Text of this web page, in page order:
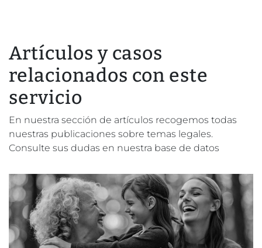
Artículos y casos
relacionados con este
servicio
En nuestra sección de artículos recogemos todas
nuestras publicaciones sobre temas legales.
Consulte sus dudas en nuestra base de datos